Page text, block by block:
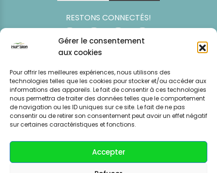
Gérer le consentement
aux cookies
Pour offrir les meilleures expériences, nous utilisons des
technologies telles que les cookies pour stocker et/ou accéder aux
informations des appareils. Le fait de consentir à ces technologies
nous permettra de traiter des données telles que le comportement
de navigation ou les ID uniques sur ce site. Le fait de ne pas
consentir ou de retirer son consentement peut avoir un effet négatif
sur certaines caractéristiques et fonctions.
Accepter
RESTONS CONNECTÉS!
Simulation
tarifaire
Event
News
Mentions légales
CGV – CGU
Politique de